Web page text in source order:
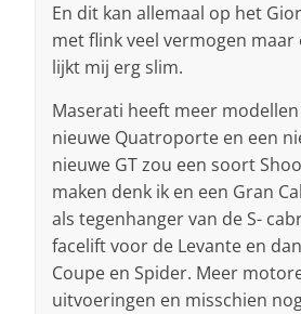
En dit kan allemaal op het
met flink veel vermogen
lijkt mij erg slim.
Maserati heeft meer
nieuwe Quatroporte en een
nieuwe GT zou een soort
maken denk ik en een Gran
als tegenhanger van de S-
facelift voor de Levante en
Coupe en Spider. Meer
uitvoeringen en misschien